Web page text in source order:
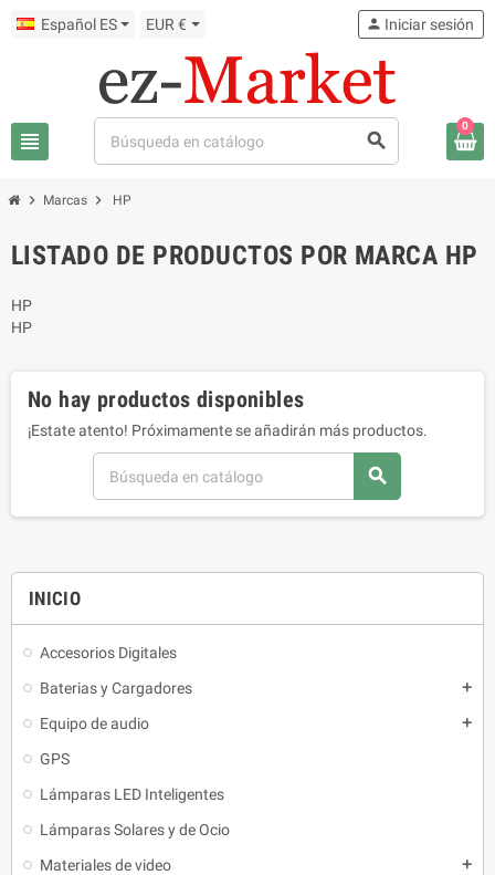
Español ES EUR €
view_headline search
person Iniciar sesión
0
chevron_right Marcas chevron_right HP
INICIO
Accesorios Digitales
Baterias y Cargadores
add
Equipo de audio add
GPS
Lámparas LED Inteligentes
Lámparas Solares y de Ocio
Materiales de video
add
LISTADO DE PRODUCTOS POR MARCA HP
HP
HP
No hay productos disponibles
¡Estate atento! Próximamente se añadirán más productos.
search